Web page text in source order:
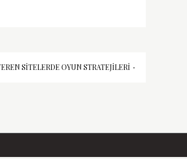
SITELERDE OYUN STRATEJILERI